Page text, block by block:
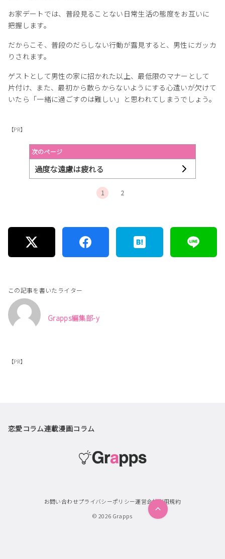
お家デートでは、普段見ることない日常生活の態度をお互いに
把握します。
だからこそ、普段のだらしない行動が露見すると、男性にガッカ
りされます。
ゲストとして男性の家に招かれた以上、最低限のマナーとして
片付け、また、最初から散らからないようにする心遣いが欠けて
いたら「一緒に過ごすのは難しい」と思われてしまうでしょう。
【PR】
次のページ
過度な遠慮は疲れる
1 2
この記事を書いたライター
Grapps編集部-y
【PR】
恋愛コラム連載漫画コラム
お問い合わせプライバシーポリシー運営会社利用規約
© 2026 Grapps